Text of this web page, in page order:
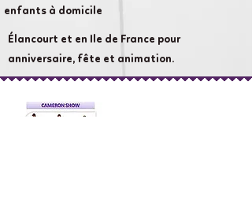
enfants à domicile
Élancourt et en Ile de France pour
anniversaire, fête et animation.